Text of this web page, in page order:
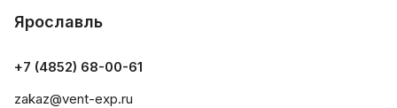
Ярославль
+7 (4852) 68-00-61
zakaz@vent-exp.ru